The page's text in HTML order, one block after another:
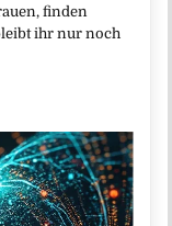
finden
ihr nur noch